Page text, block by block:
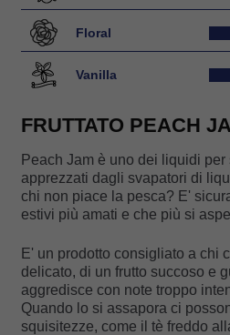
Floral
Vanilla
FRUTTATO PEACH
Peach Jam è uno dei liquidi
apprezzati dagli svapatori di
chi non piace la pesca? E'
estivi più amati e che più si
E' un prodotto consigliato a chi
delicato, di un frutto succoso e
aggredisce con note troppo
Quando lo si assapora ci
squisitezze, come il tè freddo